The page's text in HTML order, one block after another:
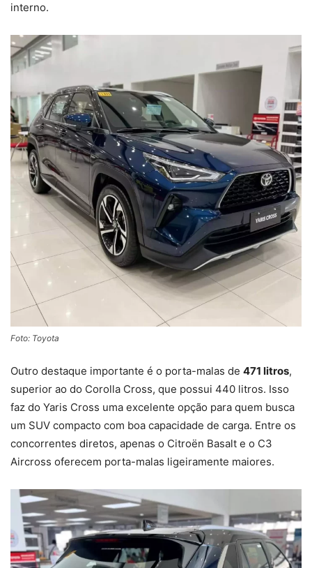
interno.
Foto: Toyota
Outro destaque importante é o porta-malas de 471 litros,
superior ao do Corolla Cross, que possui 440 litros. Isso
faz do Yaris Cross uma excelente opção para quem busca
um SUV compacto com boa capacidade de carga. Entre os
concorrentes diretos, apenas o Citroën Basalt e o C3
Aircross oferecem porta-malas ligeiramente maiores.